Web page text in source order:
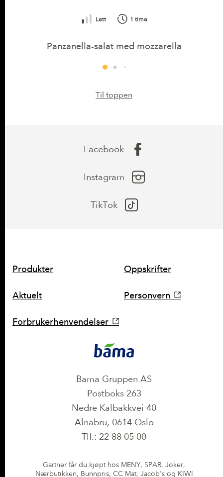
Lett 1 time
Panzanella-salat med mozzarella
Til toppen
Facebook
Instagram
TikTok
Bama Gruppen AS
Postboks 263
Nedre Kalbakkvei 40
Alnabru, 0614 Oslo
Tlf.: 22 88 05 00
SNARVEIER
Produkter Oppskrifter
Aktuelt Personvern
Forbrukerhenvendelser
Gartner får du kjøpt hos MENY, SPAR, Joker,
Nærbutikken, Bunnpris, CC Mat, Jacob's og KIWI